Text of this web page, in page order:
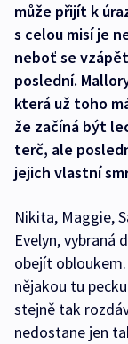
může přijít k
s celou misí je
neboť se
poslední.
která už toho
že začíná být
terč, ale
jejich vlastní
Nikita, Maggie,
Evelyn, vybraná
obejít
nějakou tu
stejně tak
nedostane jen